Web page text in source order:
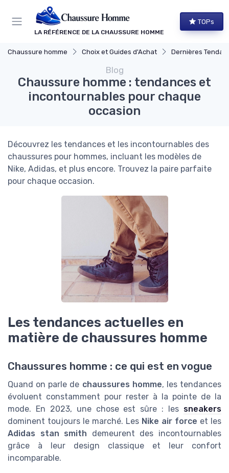
LA RÉFÉRENCE DE LA CHAUSSURE HOMME
TOPs
Chaussure homme Choix et Guides d'Achat Dernières
Blog
Chaussure homme : tendances et
incontournables pour chaque
occasion
Découvrez les tendances et les incontournables des
chaussures pour hommes, incluant les modèles de
Nike, Adidas, et plus encore. Trouvez la paire parfaite
pour chaque occasion.
Les tendances actuelles en
matière de chaussures homme
Chaussures homme : ce qui est en vogue
Quand on parle de chaussures homme, les tendances
évoluent constamment pour rester à la pointe de la
mode. En 2023, une chose est sûre : les sneakers
dominent toujours le marché. Les Nike air force et les
Adidas stan smith demeurent des incontournables
grâce à leur design classique et leur confort
incomparable.
Panneau de gestion des cookies